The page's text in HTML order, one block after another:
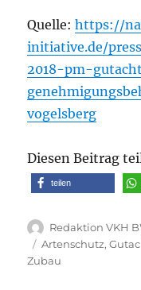
Quelle:https://
initiative.de/
2018-pm-
vogelsberg
Diesen Beitrag
teilen
Autor
Redaktion VKH
Schlagwörter
Artenschutz,
Zubau